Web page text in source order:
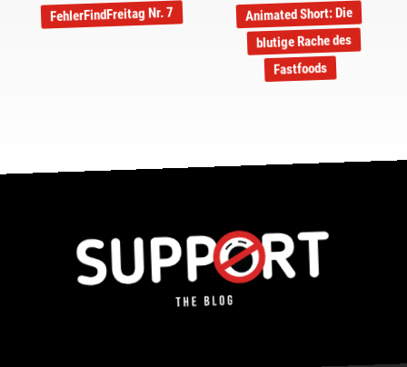
FehlerFindFreitag Nr. 7 Animated Short: Die
blutige Rache des
Fastfoods